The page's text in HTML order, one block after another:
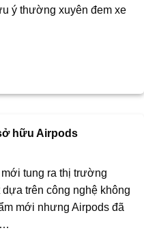
ý thường xuyên đem xe
hữu Airpods
tung ra thị trường
trên công nghệ không
mới nhưng Airpods đã
…